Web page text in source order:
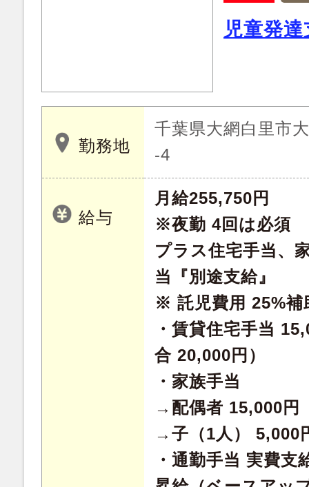
児童発
勤務地
千葉県大網白里市
-4
給与
月給255,750円
※夜勤 4回は必須
プラス住宅手当、
当『別途支給』
※ 託児費用 25%補
・賃貸住宅手当
合 20,000円）
・家族手当
→配偶者 15,000円
→子（1人） 5,000
・通勤手当 実費支